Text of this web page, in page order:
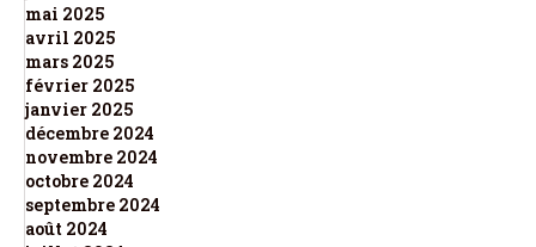
mai 2025
avril 2025
mars 2025
février 2025
janvier 2025
décembre 2024
novembre 2024
octobre 2024
septembre 2024
août 2024